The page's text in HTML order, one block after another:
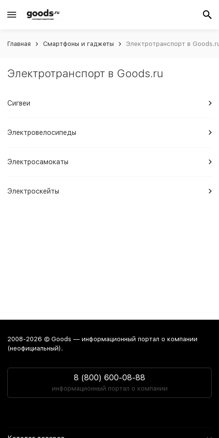
Главная Смартфоны и гаджеты Электротранспорт в
Электротранспорт в Goods.ru
Сигвеи
Электровелосипеды
Электросамокаты
Электроскейты
2008-2026 © Goods — информационный портал о компании
(неофициальный).
8 (800) 600-08-88
информационный портал о компании